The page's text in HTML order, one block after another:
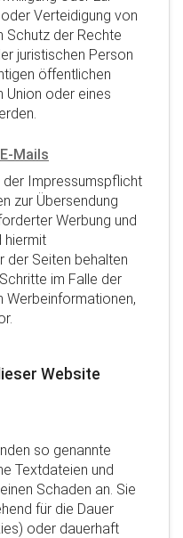
Verteidigung von
Schutz der Rechte
juristischen Person
öffentlichen
Union oder eines
Mails
der Impressumspflicht
zur Übersendung
Werbung und
hiermit
der Seiten behalten
im Falle der
Werbeinformationen,
Website
so genannte
Textdateien und
Schaden an. Sie
für die Dauer
oder dauerhaft